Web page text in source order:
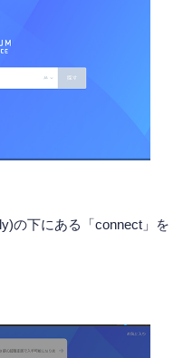
の下にある「connect」を